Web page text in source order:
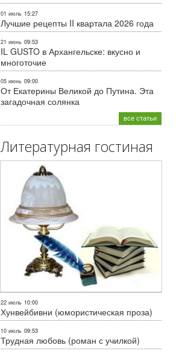
01 июль 15:27
Лучшие рецепты II квартала 2026 года
21 июнь 09:53
IL GUSTO в Архангельске: вкусно и
многоточие
05 июнь 09:00
От Екатерины Великой до Путина. Эта
загадочная солянка
все статьи
Литературная гостиная
22 июль 10:00
Хунвейбивни (юмористическая проза)
10 июль 09:53
Трудная любовь (роман с училкой)